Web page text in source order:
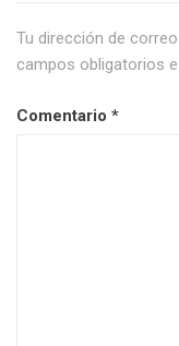
Tu dirección de
campos obligatorios
Comentario *